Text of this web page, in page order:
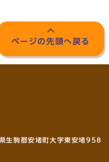
ページの先頭へ戻る
駒郡安堵町大字東安堵958